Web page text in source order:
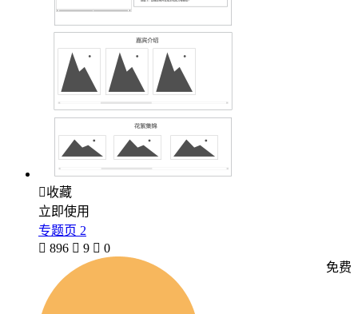
收藏
立即使用
专题页 2
 896  9  0
免费